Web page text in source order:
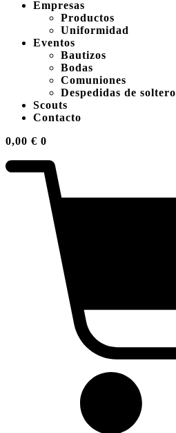
Empresas
Productos
Uniformidad
Eventos
Bautizos
Bodas
Comuniones
Despedidas de soltero
Scouts
Contacto
0,00 € 0